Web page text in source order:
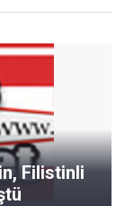
Filistinli